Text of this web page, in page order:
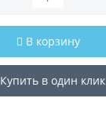
В корзину
Купить в один клик